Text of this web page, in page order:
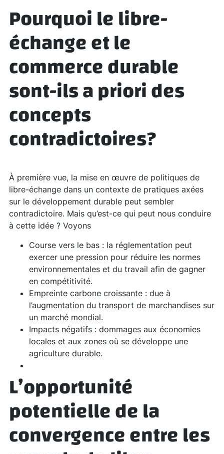
Pourquoi le libre-
échange et le
commerce durable
sont-ils a priori des
concepts
contradictoires?
À première vue, la mise en œuvre de politiques de
libre-échange dans un contexte de pratiques axées
sur le développement durable peut sembler
contradictoire. Mais qu’est-ce qui peut nous conduire
à cette idée ? Voyons
Course vers le bas : la réglementation peut
exercer une pression pour réduire les normes
environnementales et du travail afin de gagner
en compétitivité.
Empreinte carbone croissante : due à
l’augmentation du transport de marchandises sur
un marché mondial.
Impacts négatifs : dommages aux économies
locales et aux zones où se développe une
agriculture durable.
L’opportunité
potentielle de la
convergence entre les